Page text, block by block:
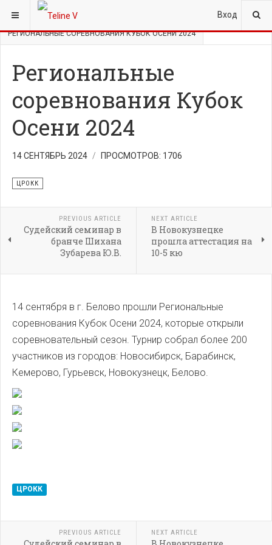
Вход
ВЫ ЗДЕСЬ: ГЛАВНАЯ
РЕГИОНАЛЬНЫЕ СОРЕВНОВАНИЯ КУБОК ОСЕНИ 2024
Региональные
соревнования Кубок
Осени 2024
14 СЕНТЯБРЬ 2024 ПРОСМОТРОВ: 1706
ЦРОКК
PREVIOUS ARTICLE
Cудейский семинар в
бранче Шихана
Зубарева Ю.В.
NEXT ARTICLE
В Новокузнецке
прошла аттестация на
10-5 кю
14 сентября в г. Белово прошли Региональные
соревнования Кубок Осени 2024, которые открыли
соревновательный сезон. Турнир собрал более 200
участников из городов: Новосибирск, Барабинск,
Кемерово, Гурьевск, Новокузнецк, Белово.
ЦРОКК
PREVIOUS ARTICLE NEXT ARTICLE